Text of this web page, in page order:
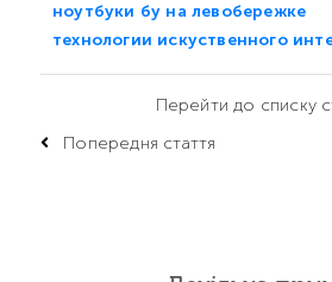
ноутбуки бу на левобережке
технологии искуственного
Попередня стаття
Перейти до списку